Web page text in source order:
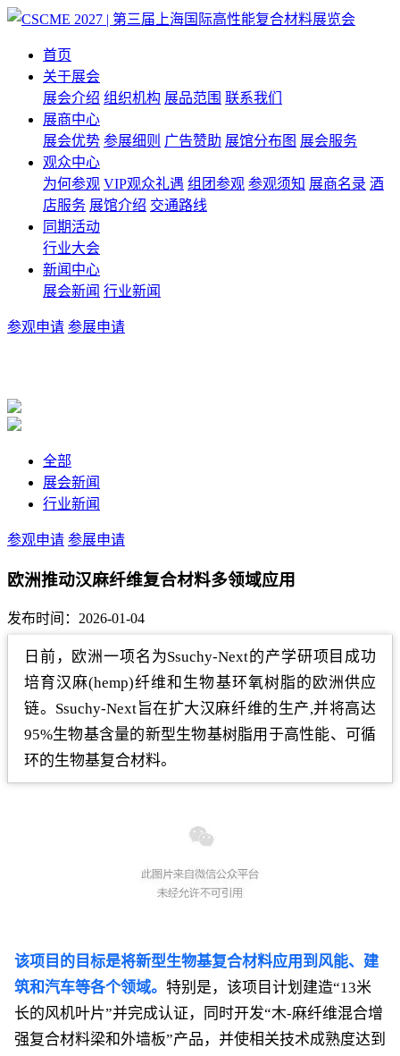
首页
关于展会
展会介绍 组织机构 展品范围 联系我们
展商中心
展会优势 参展细则 广告赞助 展馆分布图 展会服务
观众中心
为何参观 VIP观众礼遇 组团参观 参观须知 展商名录 酒
店服务 展馆介绍 交通路线
同期活动
行业大会
新闻中心
展会新闻 行业新闻
参观申请 参展申请
全部
展会新闻
行业新闻
参观申请 参展申请
欧洲推动汉麻纤维复合材料多领域应用
发布时间：2026-01-04
日前，欧洲一项名为Ssuchy-Next的产学研项目成功
培育汉麻(hemp)纤维和生物基环氧树脂的欧洲供应
链。Ssuchy-Next旨在扩大汉麻纤维的生产,并将高达
95%生物基含量的新型生物基树脂用于高性能、可循
环的生物基复合材料。
该项目的目标是将新型生物基复合材料应用到风能、建
筑和汽车等各个领域。 特别是，该项目计划建造“13米
长的风机叶片”并完成认证，同时开发“木-麻纤维混合增
强复合材料梁和外墙板”产品，并使相关技术成熟度达到